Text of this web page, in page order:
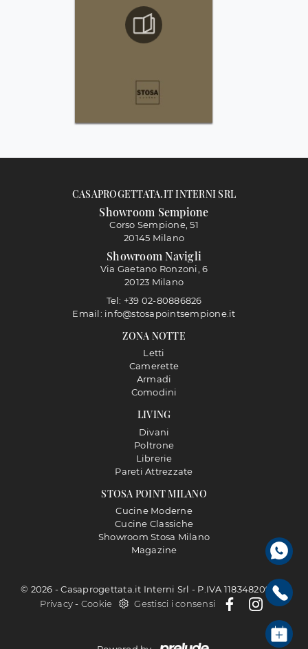
STOSA POINT MILANO
Cucine Moderne
Cucine Classiche
Showroom Stosa Milano
Magazine
LIVING
Divani
Poltrone
Librerie
Pareti Attrezzate
ZONA NOTTE
Letti
Camerette
Armadi
Comodini
CASAPROGETTATA.IT INTERNI SRL
Showroom Sempione
Corso Sempione, 51
20145 Milano
Showroom Navigli
Via Gaetano Ronzoni, 6
20123 Milano
Tel: +39 02-80886826
Email: info@stosapointsempione.it
© 2026 - Casaprogettata.it Interni Srl - P.IVA 11834820968 |
Privacy- Cookie Gestisci i consensi